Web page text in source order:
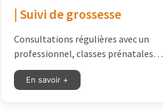
| Suivi de grossesse
Consultations régulières avec un
professionnel, classes prénatales…
En savoir +